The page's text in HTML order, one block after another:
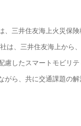
、三井住友海上火災保
は、三井住友海上から
慮したスマートモビリ
がら、共に交通課題の